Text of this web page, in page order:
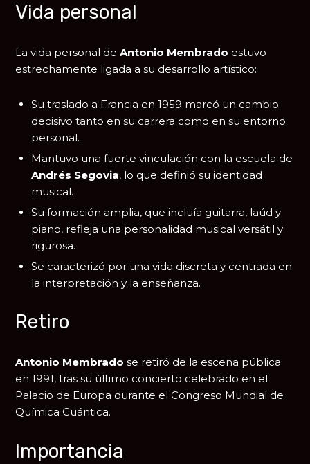
Vida personal
La vida personal deAntonio Membrado estuvo
estrechamente ligada a su desarrollo artístico:
Su traslado a Francia en 1959 marcó un cambio
decisivo tanto en su carrera como en su entorno
personal.
Mantuvo una fuerte vinculación con la escuela de
Andrés Segovia, lo que definió su identidad
musical.
Su formación amplia, que incluía guitarra, laúd y
piano, refleja una personalidad musical versátil y
rigurosa.
Se caracterizó por una vida discreta y centrada en
la interpretación y la enseñanza.
Retiro
Antonio Membrado se retiró de la escena pública
en 1991, tras su último concierto celebrado en el
Palacio de Europa durante el Congreso Mundial de
Química Cuántica.
Importancia